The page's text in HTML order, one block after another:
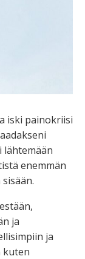
iski painokriisi
lähtemään
enemmän
ja
ja
kuten